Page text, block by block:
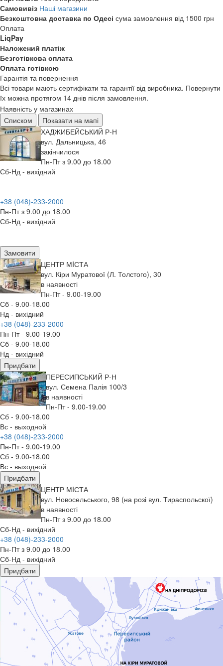
Самовивіз Наші магазини
Безкоштовна доставка по Одесі сума замовлення від 1500 грн
Оплата
LiqPay
Наложений платіж
Безготівкова оплата
Оплата готівкою
Гарантія та повернення
Всі товари мають сертифікати та гарантії від виробника. Повернути
їх можна протягом 14 днів після замовлення.
Наявність у магазинах
Списком
Показати на мапі
ХАДЖИБЕЙСЬКИЙ Р-Н
вул. Дальницька, 46
закінчилося
Пн-Пт з 9.00 до 18.00
Сб-Нд - вихідний
+38 (048)-233-2000
Пн-Пт з 9.00 до 18.00
Сб-Нд - вихідний
Замовити
ЦЕНТР МIСТА
вул. Кіри Муратової (Л. Толстого), 30
в наявності
Пн-Пт - 9.00-19.00
Сб - 9.00-18.00
Нд - вихідний
+38 (048)-233-2000
Пн-Пт - 9.00-19.00
Сб - 9.00-18.00
Нд - вихідний
Придбати
ПЕРЕСИПСЬКИЙ Р-Н
вул. Семена Палія 100/3
в наявності
Пн-Пт - 9.00-19.00
Сб - 9.00-18.00
Вс - выходной
+38 (048)-233-2000
Пн-Пт - 9.00-19.00
Сб - 9.00-18.00
Вс - выходной
Придбати
ЦЕНТР МIСТА
вул. Новосельського, 98 (на розі вул. Тираспольскої)
в наявності
Пн-Пт з 9.00 до 18.00
Сб-Нд - вихідний
+38 (048)-233-2000
Пн-Пт з 9.00 до 18.00
Сб-Нд - вихідний
Придбати